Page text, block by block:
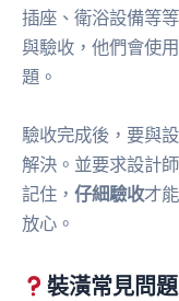
插座、衛浴設備等
與驗收，他們會使
題。
驗收完成後，要與
解決。並要求設計
記住， 仔細驗收才
放心。
裝潢常見問